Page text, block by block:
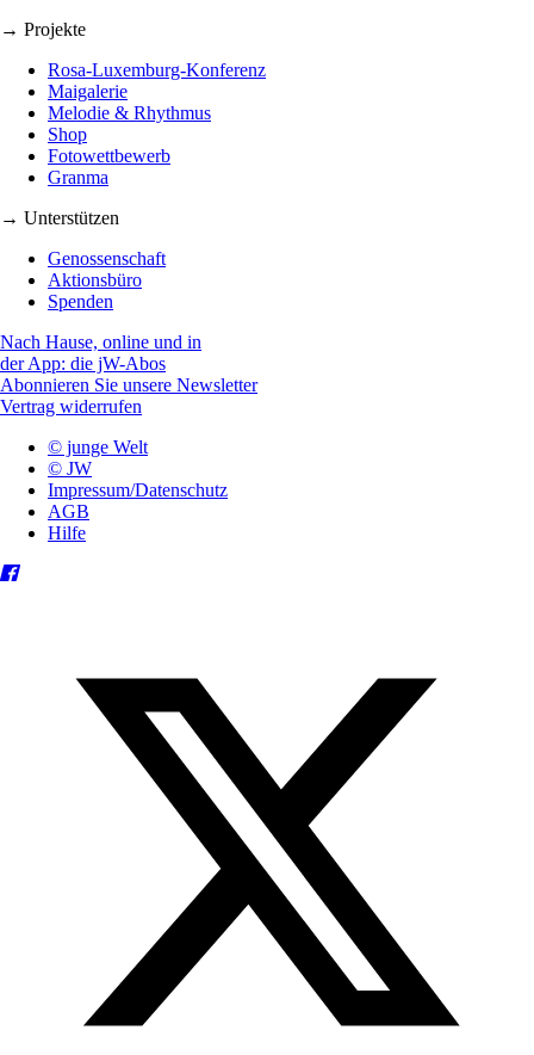
→ Projekte
Rosa-Luxemburg-Konferenz
Maigalerie
Melodie & Rhythmus
Shop
Fotowettbewerb
Granma
→ Unterstützen
Genossenschaft
Aktionsbüro
Spenden
Nach Hause, online und in
der App: die jW-Abos
Abonnieren Sie unsere Newsletter
Vertrag widerrufen
© junge Welt
© JW
Impressum/Datenschutz
AGB
Hilfe